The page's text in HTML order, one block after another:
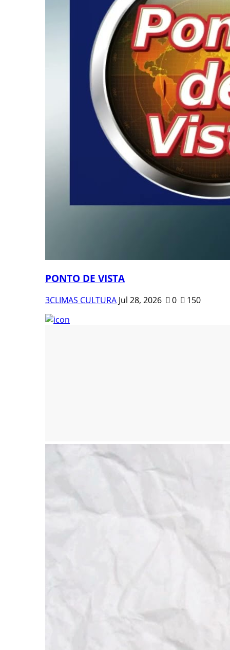
PONTO DE VISTA
3CLIMAS CULTURA Jul 28, 2026 0 150